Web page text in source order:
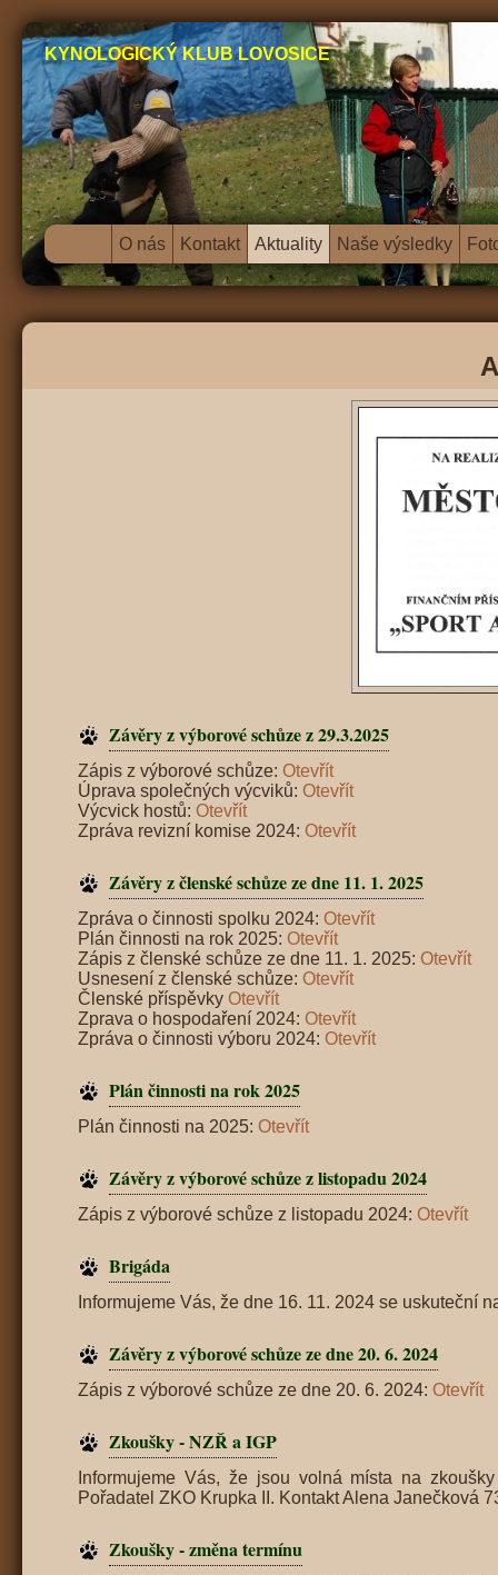
KYNOLOGICKÝ KLUB LOVOSICE
O nás Kontakt Aktuality Naše výsledky
Závěry z výborové schůze z 29.3.2025
Zápis z výborové schůze: Otevřít
Úprava společných výcviků: Otevřít
Výcvick hostů: Otevřít
Zpráva revizní komise 2024: Otevřít
Závěry z členské schůze ze dne 11. 1. 2025
Zpráva o činnosti spolku 2024: Otevřít
Plán činnosti na rok 2025: Otevřít
Zápis z členské schůze ze dne 11. 1. 2025: Otevřít
Usnesení z členské schůze: Otevřít
Členské příspěvky Otevřít
Zprava o hospodaření 2024: Otevřít
Zpráva o činnosti výboru 2024: Otevřít
Plán činnosti na rok 2025
Plán činnosti na 2025: Otevřít
Závěry z výborové schůze z listopadu 2024
Zápis z výborové schůze z listopadu 2024: Otevřít
Brigáda
Informujeme Vás, že dne 16. 11. 2024 se uskuteční
Závěry z výborové schůze ze dne 20. 6. 2024
Zápis z výborové schůze ze dne 20. 6. 2024: Otevřít
Zkoušky - NZŘ a IGP
Informujeme Vás, že jsou volná místa na
Pořadatel ZKO Krupka II. Kontakt Alena Janečková
Zkoušky - změna termínu